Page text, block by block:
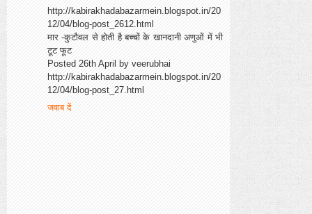
http://kabirakhadabazarmein.blogspot.in/20
12/04/blog-post_2612.html
मार -कुटौवल से होती है बच्चों के खानदानी अणुओं में भी
टूट फूट
Posted 26th April by veerubhai
http://kabirakhadabazarmein.blogspot.in/20
12/04/blog-post_27.html
जवाब दें